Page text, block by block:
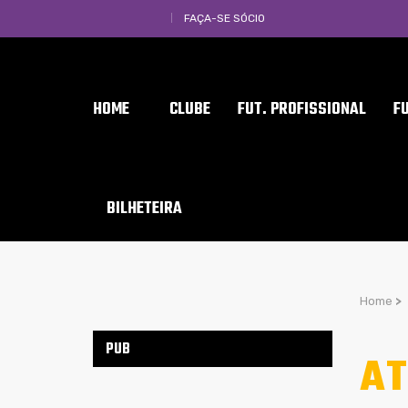
FAÇA-SE SÓCIO
HOME CLUBE FUT. PROFISSIONAL
BILHETEIRA
Home >
PUB